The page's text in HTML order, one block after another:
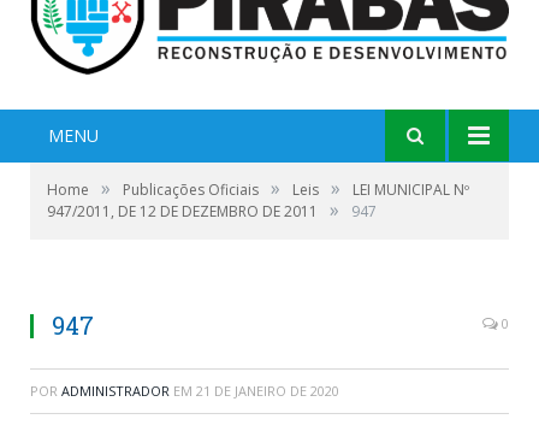
MENU
Home » Publicações Oficiais » Leis »
LEI MUNICIPAL Nº
947/2011, DE 12 DE DEZEMBRO DE 2011
» 947
947 0
POR ADMINISTRADOR EM 21 DE JANEIRO DE 2020